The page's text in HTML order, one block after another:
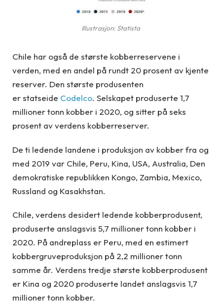
Illustrasjon: Statista
Chile har også de største kobberreservene i
verden, med en andel på rundt 20 prosent av kjente
reserver. Den største produsenten
erstatseide Codelco. Selskapet produserte 1,7
millioner tonn kobber i 2020, og sitter på seks
prosent av verdens kobberreserver.
De ti ledende landene i produksjon av kobber fra og
med 2019 var Chile, Peru, Kina, USA, Australia, Den
demokratiske republikken Kongo, Zambia, Mexico,
Russland og Kasakhstan.
Chile, verdens desidert ledende kobberprodusent,
produserte anslagsvis 5,7 millioner tonn kobber i
2020. På andreplass er Peru, med en estimert
kobbergruveproduksjon på 2,2 millioner tonn
samme år. Verdens tredje største kobberprodusent
er Kina og 2020 produserte landet anslagsvis 1,7
millioner tonn kobber.